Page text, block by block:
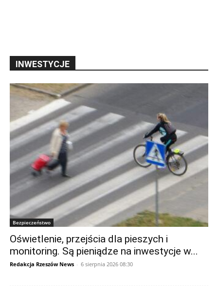
INWESTYCJE
Bezpieczeństwo
Oświetlenie, przejścia dla pieszych i
monitoring. Są pieniądze na inwestycje w...
Redakcja Rzeszów News - 6 sierpnia 2026 08:30